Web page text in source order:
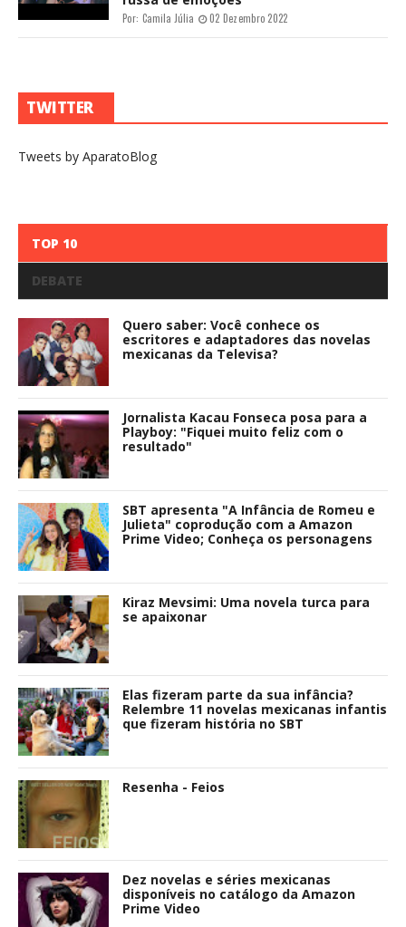
Por: Camila Júlia 02 Dezembro 2022
TWITTER
Tweets by AparatoBlog
TOP 10
DEBATE
Quero saber: Você conhece os
escritores e adaptadores das novelas
mexicanas da Televisa?
Jornalista Kacau Fonseca posa para a
Playboy: "Fiquei muito feliz com o
resultado"
SBT apresenta "A Infância de Romeu e
Julieta" coprodução com a Amazon
Prime Video; Conheça os personagens
Kiraz Mevsimi: Uma novela turca para
se apaixonar
Elas fizeram parte da sua infância?
Relembre 11 novelas mexicanas infantis
que fizeram história no SBT
Resenha - Feios
Dez novelas e séries mexicanas
disponíveis no catálogo da Amazon
Prime Video